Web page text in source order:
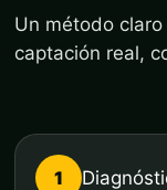
Un método
captación real,
1